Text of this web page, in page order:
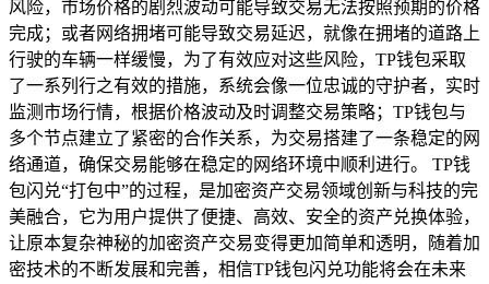
风险，市场价格的剧烈波动可能导致交易无法按照预期的价格
完成；或者网络拥堵可能导致交易延迟，就像在拥堵的道路上
行驶的车辆一样缓慢，为了有效应对这些风险，TP钱包采取
了一系列行之有效的措施，系统会像一位忠诚的守护者，实时
监测市场行情，根据价格波动及时调整交易策略；TP钱包与
多个节点建立了紧密的合作关系，为交易搭建了一条稳定的网
络通道，确保交易能够在稳定的网络环境中顺利进行。 TP钱
包闪兑“打包中”的过程，是加密资产交易领域创新与科技的完
美融合，它为用户提供了便捷、高效、安全的资产兑换体验，
让原本复杂神秘的加密资产交易变得更加简单和透明，随着加
密技术的不断发展和完善，相信TP钱包闪兑功能将会在未来